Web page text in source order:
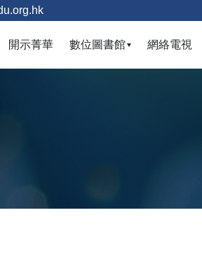
開示菁華 數位圖書館(current)網絡電視